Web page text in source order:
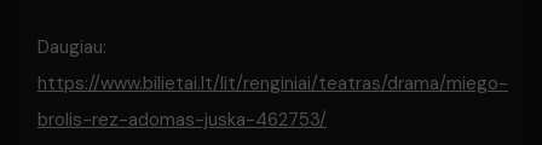
Daugiau:
https://www.bilietai.lt/lit/renginiai/teatras/drama/miego-
brolis-rez-adomas-juska-462753/